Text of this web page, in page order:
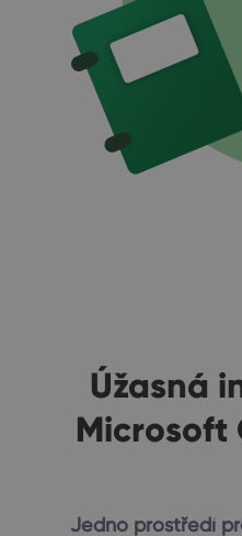
Úžasná
Microsoft
Jedno prostředí